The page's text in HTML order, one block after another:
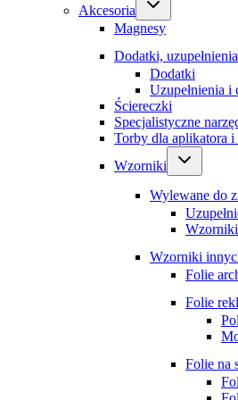
Akcesoria
Magnesy
Dodatki,
Dodatki
Uzupełnienia i
Ściereczki
Specjalistyczne
Torby dla aplikatora i
Wzorniki
Wylewane do
Wzorniki
Folie
Folie
Folie na